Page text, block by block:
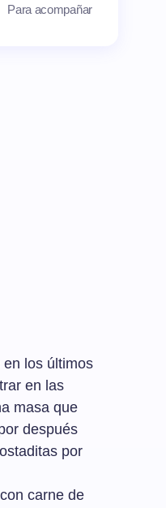
Para acompañar
los últimos
en las
masa que
después
por
carne de